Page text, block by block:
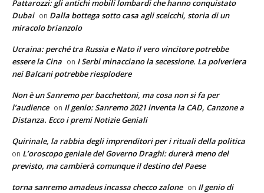
Pattarozzi: gli antichi mobili lombardi che hanno conquistato
Dubai on Dalla bottega sotto casa agli sceicchi, storia di un
miracolo brianzolo
Ucraina: perché tra Russia e Nato il vero vincitore potrebbe
essere la Cina on I Serbi minacciano la secessione. La polveriera
nei Balcani potrebbe riesplodere
Non è un Sanremo per bacchettoni, ma cosa non si fa per
l’audience on Il genio: Sanremo 2021 inventa la CAD, Canzone a
Distanza. Ecco i premi Notizie Geniali
Quirinale, la rabbia degli imprenditori per i rituali della politica
on L’oroscopo geniale del Governo Draghi: durerà meno del
previsto, ma cambierà comunque il destino del Paese
torna sanremo amadeus incassa checco zalone on Il genio di